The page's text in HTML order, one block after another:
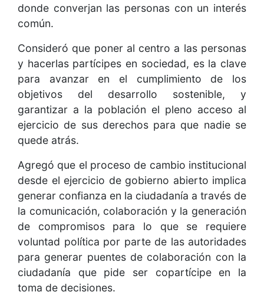
donde converjan las personas con un interés
común.
Consideró que poner al centro a las personas
y hacerlas partícipes en sociedad, es la clave
para avanzar en el cumplimiento de los
objetivos del desarrollo sostenible, y
garantizar a la población el pleno acceso al
ejercicio de sus derechos para que nadie se
quede atrás.
Agregó que el proceso de cambio institucional
desde el ejercicio de gobierno abierto implica
generar confianza en la ciudadanía a través de
la comunicación, colaboración y la generación
de compromisos para lo que se requiere
voluntad política por parte de las autoridades
para generar puentes de colaboración con la
ciudadanía que pide ser copartícipe en la
toma de decisiones.